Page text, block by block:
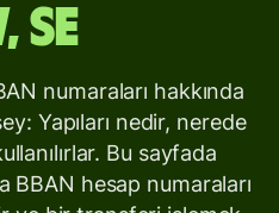
Se
numaraları hakkında
Yapıları nedir, nerede
Bu sayfada
BBAN hesap numaraları